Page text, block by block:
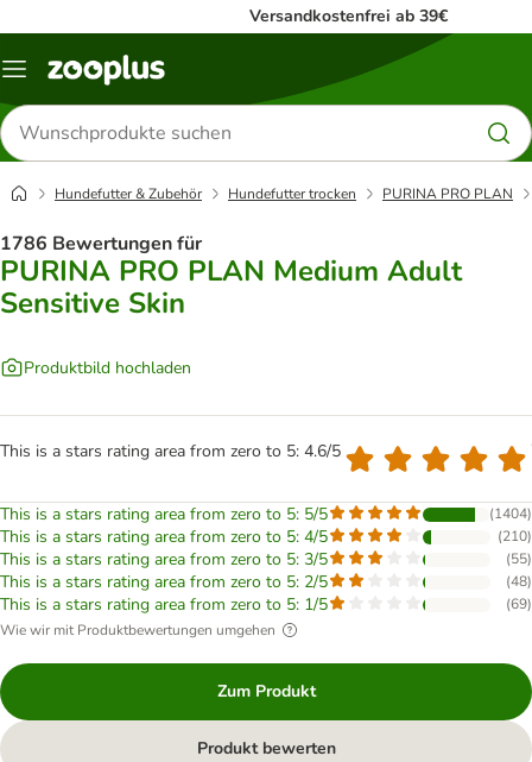
Versandkostenfrei ab 39€
Menü
Produkte
suchen
Hundefutter & Zubehör Hundefutter trocken PURINA PRO PLAN
1786 Bewertungen für
PURINA PRO PLAN Medium Adult
Sensitive Skin
Produktbild hochladen
This is a stars rating area from zero to 5: 4.6/5
This is a stars rating area from zero to 5: 5/5 (1404)
This is a stars rating area from zero to 5: 4/5 (210)
This is a stars rating area from zero to 5: 3/5 (55)
This is a stars rating area from zero to 5: 2/5 (48)
This is a stars rating area from zero to 5: 1/5 (69)
Wie wir mit Produktbewertungen umgehen
Zum Produkt
Produkt bewerten